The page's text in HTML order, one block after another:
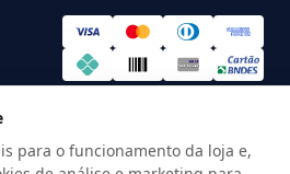
Google Safe Browsing
para o funcionamento da loja e,